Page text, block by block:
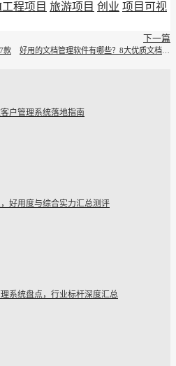
程项目 旅游项目 创业 项目可视
款
下一篇
户管理系统落地指南
好用度与综合实力汇总测评
系统盘点，行业标杆深度汇总